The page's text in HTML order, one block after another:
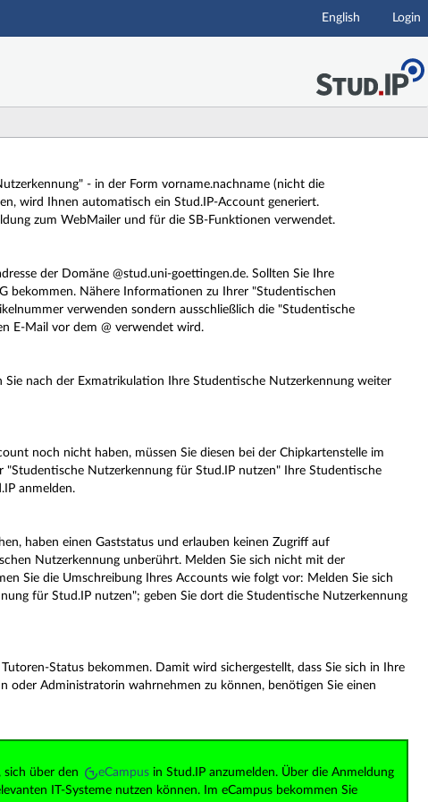
English Login
- in der Form vorname.nachname (nicht die
wird Ihnen automatisch ein Stud.IP-Account generiert.
zum WebMailer und für die SB-Funktionen verwendet.
der Domäne @stud.uni-goettingen.de. Sollten Sie Ihre
bekommen. Nähere Informationen zu Ihrer "Studentischen
verwenden sondern ausschließlich die "Studentische
E-Mail vor dem @ verwendet wird.
Sie nach der Exmatrikulation Ihre Studentische Nutzerkennung weiter
noch nicht haben, müssen Sie diesen bei der Chipkartenstelle im
Nutzerkennung für Stud.IP nutzen" Ihre Studentische
anmelden.
haben einen Gaststatus und erlauben keinen Zugriff auf
Nutzerkennung unberührt. Melden Sie sich nicht mit der
Sie die Umschreibung Ihres Accounts wie folgt vor: Melden Sie sich
für Stud.IP nutzen"; geben Sie dort die Studentische Nutzerkennung
Status bekommen. Damit wird sichergestellt, dass Sie sich in Ihre
oder Administratorin wahrnehmen zu können, benötigen Sie einen
sich über den
eCampus in Stud.IP anzumelden. Über die Anmeldung
IT-Systeme nutzen können. Im eCampus bekommen Sie